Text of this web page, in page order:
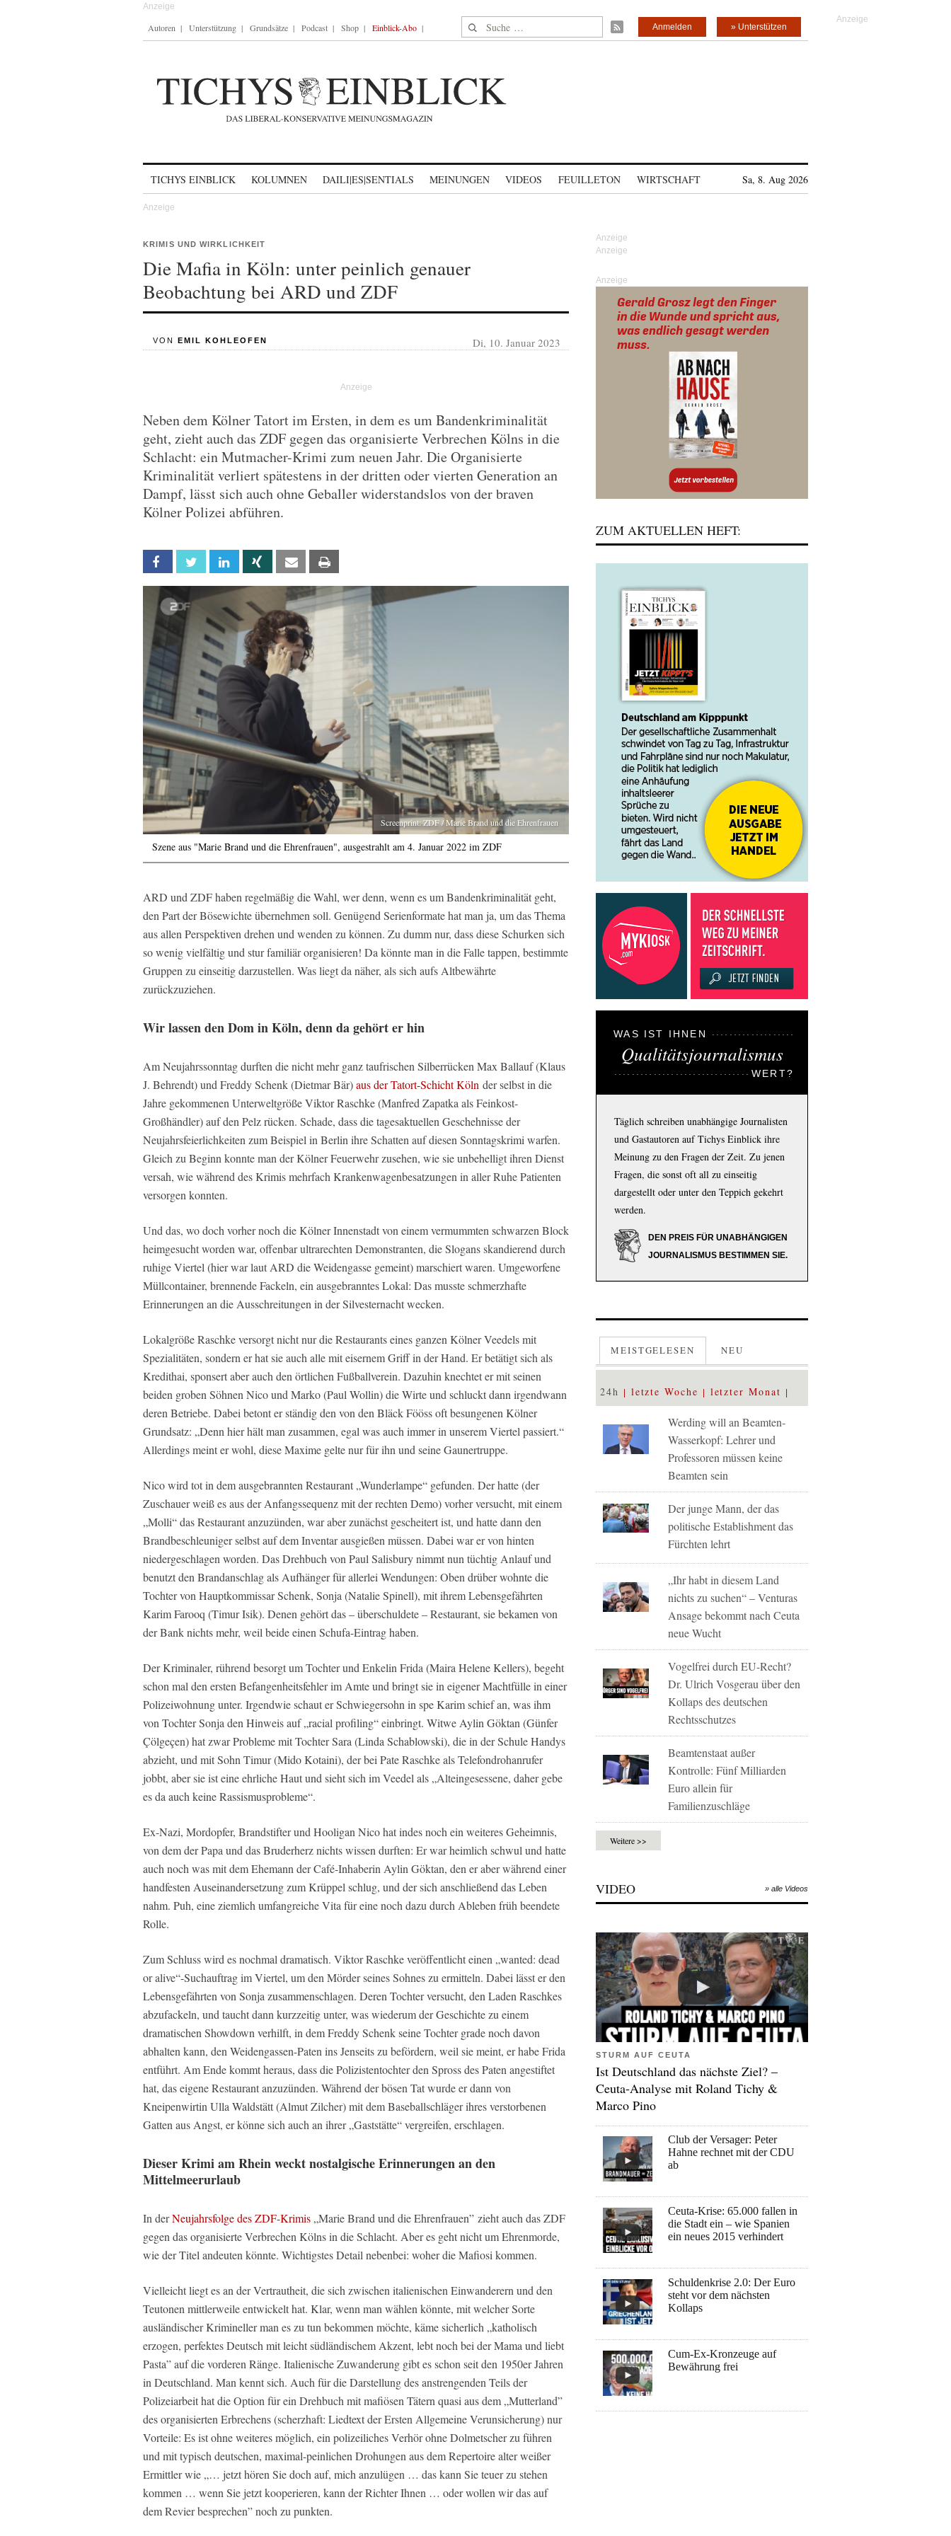
Autoren Unterstützung Grundsätze Podcast Shop Einblick-Abo Suche nach: » Unterstützen
Anmelden
TICHYS EINBLICK KOLUMNEN DAILI|ES|SENTIALS MEINUNGEN VIDEOS FEUILLETON WIRTSCHAFT Sa, 8. Aug 2026
KRIMIS UND WIRKLICHKEIT
Die Mafia in Köln: unter peinlich genauer
Beobachtung bei ARD und ZDF
VON EMIL KOHLEOFEN Di, 10. Januar 2023
Neben dem Kölner Tatort im Ersten, in dem es um Bandenkriminalität
geht, zieht auch das ZDF gegen das organisierte Verbrechen Kölns in die
Schlacht: ein Mutmacher-Krimi zum neuen Jahr. Die Organisierte
Kriminalität verliert spätestens in der dritten oder vierten Generation an
Dampf, lässt sich auch ohne Geballer widerstandslos von der braven
Kölner Polizei abführen.
Facebook Twitter Linkedin Xing Email
Screenprint: ZDF / Marie Brand und die Ehrenfrauen
Szene aus "Marie Brand und die Ehrenfrauen", ausgestrahlt am 4. Januar 2022 im ZDF
ARD und ZDF haben regelmäßig die Wahl, wer denn, wenn es um Bandenkriminalität geht,
den Part der Bösewichte übernehmen soll. Genügend Serienformate hat man ja, um das Thema
aus allen Perspektiven drehen und wenden zu können. Zu dumm nur, dass diese Schurken sich
so wenig vielfältig und stur familiär organisieren! Da könnte man in die Falle tappen, bestimmte
Gruppen zu einseitig darzustellen. Was liegt da näher, als sich aufs Altbewährte
zurückzuziehen.
Wir lassen den Dom in Köln, denn da gehört er hin
Am Neujahrssonntag durften die nicht mehr ganz taufrischen Silberrücken Max Ballauf (Klaus
J. Behrendt) und Freddy Schenk (Dietmar Bär)aus der Tatort-Schicht Köln der selbst in die
Jahre gekommenen Unterweltgröße Viktor Raschke (Manfred Zapatka als Feinkost-
Großhändler) auf den Pelz rücken. Schade, dass die tagesaktuellen Geschehnisse der
Neujahrsfeierlichkeiten zum Beispiel in Berlin ihre Schatten auf diesen Sonntagskrimi warfen.
Gleich zu Beginn konnte man der Kölner Feuerwehr zusehen, wie sie unbehelligt ihren Dienst
versah, wie während des Krimis mehrfach Krankenwagenbesatzungen in aller Ruhe Patienten
versorgen konnten.
Und das, wo doch vorher noch die Kölner Innenstadt von einem vermummten schwarzen Block
heimgesucht worden war, offenbar ultrarechten Demonstranten, die Slogans skandierend durch
ruhige Viertel (hier war laut ARD die Weidengasse gemeint) marschiert waren. Umgeworfene
Müllcontainer, brennende Fackeln, ein ausgebranntes Lokal: Das musste schmerzhafte
Erinnerungen an die Ausschreitungen in der Silvesternacht wecken.
Lokalgröße Raschke versorgt nicht nur die Restaurants eines ganzen Kölner Veedels mit
Spezialitäten, sondern er hat sie auch alle mit eisernem Griff in der Hand. Er betätigt sich als
Kredithai, sponsert aber auch den örtlichen Fußballverein. Dazuhin knechtet er mit seinen
beiden groben Söhnen Nico und Marko (Paul Wollin) die Wirte und schluckt dann irgendwann
deren Betriebe. Dabei betont er ständig den von den Bläck Fööss oft besungenen Kölner
Grundsatz: „Denn hier hält man zusammen, egal was auch immer in unserem Viertel passiert.“
Allerdings meint er wohl, diese Maxime gelte nur für ihn und seine Gaunertruppe.
Nico wird tot in dem ausgebrannten Restaurant „Wunderlampe“ gefunden. Der hatte (der
Zuschauer weiß es aus der Anfangssequenz mit der rechten Demo) vorher versucht, mit einem
„Molli“ das Restaurant anzuzünden, war aber zunächst gescheitert ist, und hatte dann den
Brandbeschleuniger selbst auf dem Inventar ausgießen müssen. Dabei war er von hinten
niedergeschlagen worden. Das Drehbuch von Paul Salisbury nimmt nun tüchtig Anlauf und
benutzt den Brandanschlag als Aufhänger für allerlei Wendungen: Oben drüber wohnte die
Tochter von Hauptkommissar Schenk, Sonja (Natalie Spinell), mit ihrem Lebensgefährten
Karim Farooq (Timur Isik). Denen gehört das – überschuldete – Restaurant, sie bekamen von
der Bank nichts mehr, weil beide einen Schufa-Eintrag haben.
Der Kriminaler, rührend besorgt um Tochter und Enkelin Frida (Maira Helene Kellers), begeht
schon mal den ersten Befangenheitsfehler im Amte und bringt sie in eigener Machtfülle in einer
Polizeiwohnung unter. Irgendwie schaut er Schwiegersohn in spe Karim schief an, was ihm
von Tochter Sonja den Hinweis auf „racial profiling“ einbringt. Witwe Aylin Göktan (Günfer
Çölgeçen) hat zwar Probleme mit Tochter Sara (Linda Schablowski), die in der Schule Handys
abzieht, und mit Sohn Timur (Mido Kotaini), der bei Pate Raschke als Telefondrohanrufer
jobbt, aber sie ist eine ehrliche Haut und sieht sich im Veedel als „Alteingesessene, daher gebe
es da auch keine Rassismusprobleme“.
Ex-Nazi, Mordopfer, Brandstifter und Hooligan Nico hat indes noch ein weiteres Geheimnis,
von dem der Papa und das Bruderherz nichts wissen durften: Er war heimlich schwul und hatte
auch noch was mit dem Ehemann der Café-Inhaberin Aylin Göktan, den er aber während einer
handfesten Auseinandersetzung zum Krüppel schlug, und der sich anschließend das Leben
nahm. Puh, eine ziemlich umfangreiche Vita für eine noch dazu durch Ableben früh beendete
Rolle.
Zum Schluss wird es nochmal dramatisch. Viktor Raschke veröffentlicht einen „wanted: dead
or alive“-Suchauftrag im Viertel, um den Mörder seines Sohnes zu ermitteln. Dabei lässt er den
Lebensgefährten von Sonja zusammenschlagen. Deren Tochter versucht, den Laden Raschkes
abzufackeln, und taucht dann kurzzeitig unter, was wiederum der Geschichte zu einem
dramatischen Showdown verhilft, in dem Freddy Schenk seine Tochter grade noch davon
abhalten kann, den Weidengassen-Paten ins Jenseits zu befördern, weil sie meint, er habe Frida
entführt. Am Ende kommt heraus, dass die Polizistentochter den Spross des Paten angestiftet
hat, das eigene Restaurant anzuzünden. Während der bösen Tat wurde er dann von
Kneipenwirtin Ulla Waldstätt (Almut Zilcher) mit dem Baseballschläger ihres verstorbenen
Gatten aus Angst, er könne sich auch an ihrer „Gaststätte“ vergreifen, erschlagen.
Dieser Krimi am Rhein weckt nostalgische Erinnerungen an den
Mittelmeerurlaub
In derNeujahrsfolge des ZDF-Krimis„Marie Brand und die Ehrenfrauen” zieht auch das ZDF
gegen das organisierte Verbrechen Kölns in die Schlacht. Aber es geht nicht um Ehrenmorde,
wie der Titel andeuten könnte. Wichtigstes Detail nebenbei: woher die Mafiosi kommen.
Vielleicht liegt es an der Vertrautheit, die sich zwischen italienischen Einwanderern und den
Teutonen mittlerweile entwickelt hat. Klar, wenn man wählen könnte, mit welcher Sorte
ausländischer Krimineller man es zu tun bekommen möchte, käme sicherlich „katholisch
erzogen, perfektes Deutsch mit leicht südländischem Akzent, lebt noch bei der Mama und liebt
Pasta” auf die vorderen Ränge. Italienische Zuwanderung gibt es schon seit den 1950er Jahren
in Deutschland. Man kennt sich. Auch für die Darstellung des anstrengenden Teils der
Polizeiarbeit hat die Option für ein Drehbuch mit mafiösen Tätern quasi aus dem „Mutterland”
des organisierten Erbrechens (scherzhaft: Liedtext der Ersten Allgemeine Verunsicherung) nur
Vorteile: Es ist ohne weiteres möglich, ein polizeiliches Verhör ohne Dolmetscher zu führen
und mit typisch deutschen, maximal-peinlichen Drohungen aus dem Repertoire alter weißer
Ermittler wie „… jetzt hören Sie doch auf, mich anzulügen … das kann Sie teuer zu stehen
kommen … wenn Sie jetzt kooperieren, kann der Richter Ihnen … oder wollen wir das auf
dem Revier besprechen” noch zu punkten.
Anzeige
ZUM AKTUELLEN HEFT:
WAS IST IHNEN
Qualitätsjournalismus
WERT?
Täglich schreiben unabhängige Journalisten
und Gastautoren auf Tichys Einblick ihre
Meinung zu den Fragen der Zeit. Zu jenen
Fragen, die sonst oft all zu einseitig
dargestellt oder unter den Teppich gekehrt
werden.
DEN PREIS FÜR UNABHÄNGIGEN
JOURNALISMUS BESTIMMEN SIE.
MEISTGELESEN NEU
24h letzte Woche letzter Monat
Werding will an Beamten-
Wasserkopf: Lehrer und
Professoren müssen keine
Beamten sein
Der junge Mann, der das
politische Establishment das
Fürchten lehrt
„Ihr habt in diesem Land
nichts zu suchen“ – Venturas
Ansage bekommt nach Ceuta
neue Wucht
Vogelfrei durch EU-Recht?
Dr. Ulrich Vosgerau über den
Kollaps des deutschen
Rechtsschutzes
Beamtenstaat außer
Kontrolle: Fünf Milliarden
Euro allein für
Familienzuschläge
Weitere >>
VIDEO » alle Videos
STURM AUF CEUTA
Ist Deutschland das nächste Ziel? –
Ceuta-Analyse mit Roland Tichy &
Marco Pino
Club der Versager: Peter
Hahne rechnet mit der CDU
ab
Ceuta-Krise: 65.000 fallen in
die Stadt ein – wie Spanien
ein neues 2015 verhindert
Schuldenkrise 2.0: Der Euro
steht vor dem nächsten
Kollaps
Cum-Ex-Kronzeuge auf
Bewährung frei